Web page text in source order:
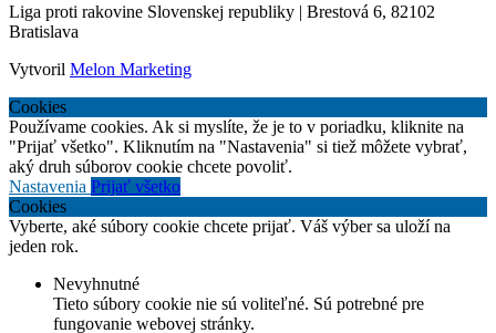
Liga proti rakovine Slovenskej republiky | Brestová 6, 82102
Bratislava
Vytvoril Melon Marketing
Cookies
Používame cookies. Ak si myslíte, že je to v poriadku, kliknite na
"Prijať všetko". Kliknutím na "Nastavenia" si tiež môžete vybrať,
aký druh súborov cookie chcete povoliť.
Nastavenia Prijať všetko
Cookies
Vyberte, aké súbory cookie chcete prijať. Váš výber sa uloží na
jeden rok.
Nevyhnutné
Tieto súbory cookie nie sú voliteľné. Sú potrebné pre
fungovanie webovej stránky.